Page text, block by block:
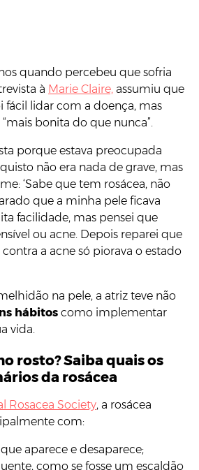
quando percebeu que sofria
à Marie Claire, assumiu que
fácil lidar com a doença, mas
bonita do que nunca”.
porque estava preocupada
não era nada de grave, mas
‘Sabe que tem rosácea, não
que a minha pele ficava
facilidade, mas pensei que
ou acne. Depois reparei que
a acne só piorava o estado
na pele, a atriz teve não
hábitos como implementar
vida.
rosto? Saiba quais os
da rosácea
Rosacea Society, a rosácea
com:
aparece e desaparece;
como se fosse um escaldão